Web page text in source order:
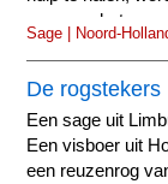
neergeschoten.
Sage | Noord-
De rogstekers
Een sage uit
Een visboer uit
een reuzenrog